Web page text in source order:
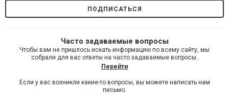
Часто задаваемые вопросы
Чтобы вам не пришлось искать информацию по всему сайту, мы
собрали для вас ответы на часто задаваемые вопросы.
Перейти
Если у вас возникли какие-то вопросы, вы можете написать нам
письмо.